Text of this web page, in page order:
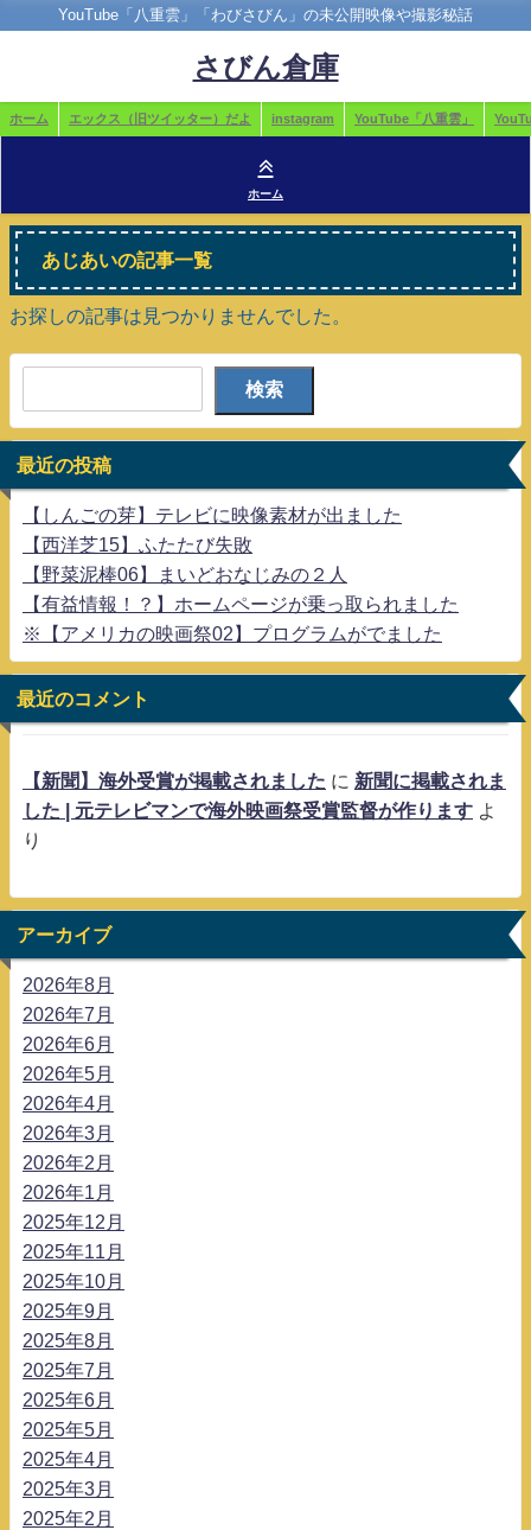
YouTube「八重雲」「わびさびん」の未公開映像や撮影秘話
さびん倉庫
ホーム エックス（旧ツイッター）だよ instagram YouTube「八重雲」
ホーム
あじあいの記事一覧
お探しの記事は見つかりませんでした。
検索
最近の投稿
【しんごの芽】テレビに映像素材が出ました
【西洋芝15】ふたたび失敗
【野菜泥棒06】まいどおなじみの２人
【有益情報！？】ホームページが乗っ取られました
※【アメリカの映画祭02】プログラムがでました
最近のコメント
【新聞】海外受賞が掲載されました に 新聞に掲載されま
した | 元テレビマンで海外映画祭受賞監督が作ります よ
り
アーカイブ
2026年8月
2026年7月
2026年6月
2026年5月
2026年4月
2026年3月
2026年2月
2026年1月
2025年12月
2025年11月
2025年10月
2025年9月
2025年8月
2025年7月
2025年6月
2025年5月
2025年4月
2025年3月
2025年2月